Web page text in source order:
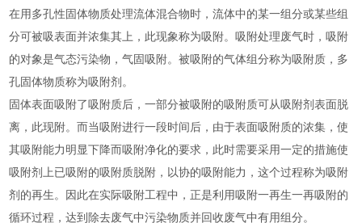
在用多孔性固体物质处理流体混合物时，流体中的某一组分或某些组
分可被吸表面并浓集其上，此现象称为吸附。吸附处理废气时，吸附
的对象是气态污染物，气固吸附。被吸附的气体组分称为吸附质，多
孔固体物质称为吸附剂。
固体表面吸附了吸附质后，一部分被吸附的吸附质可从吸附剂表面脱
离，此现附。而当吸附进行一段时间后，由于表面吸附质的浓集，使
其吸附能力明显下降而吸附净化的要求，此时需要采用一定的措施使
吸附剂上已吸附的吸附质脱附，以协的吸附能力，这个过程称为吸附
剂的再生。因此在实际吸附工程中，正是利用吸附一再生一再吸附的
循环过程，达到除去废气中污染物质并回收废气中有用组分。